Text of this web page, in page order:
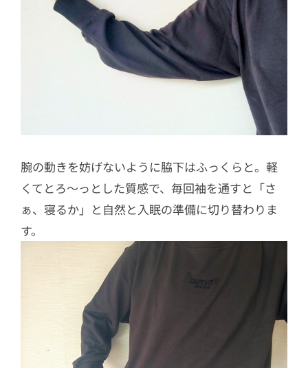
腕の動きを妨げないように脇下はふっくらと。軽
くてとろ〜っとした質感で、毎回袖を通すと「さ
ぁ、寝るか」と自然と入眠の準備に切り替わりま
す。